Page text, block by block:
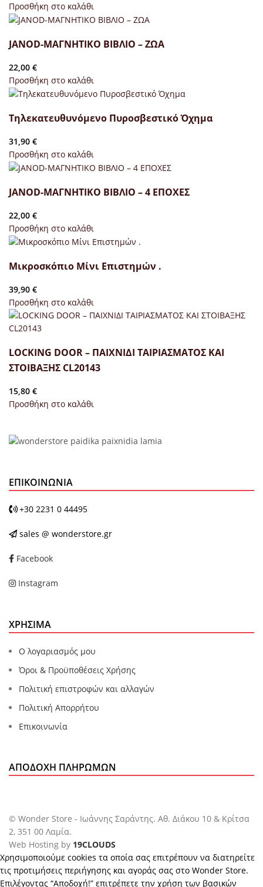
Προσθήκη στο καλάθι
JANOD-ΜΑΓΝΗΤΙΚΟ ΒΙΒΛΙΟ – ΖΩΑ
22,00 €
Προσθήκη στο καλάθι
Τηλεκατευθυνόμενο Πυροσβεστικό Όχημα
31,90 €
Προσθήκη στο καλάθι
JANOD-ΜΑΓΝΗΤΙΚΟ ΒΙΒΛΙΟ – 4 ΕΠΟΧΕΣ
22,00 €
Προσθήκη στο καλάθι
Μικροσκόπιο Μίνι Επιστημών .
39,90 €
Προσθήκη στο καλάθι
LOCKING DOOR – ΠΑΙΧΝΙΔΙ ΤΑΙΡΙΑΣΜΑΤΟΣ ΚΑΙ
ΣΤΟΙΒΑΞΗΣ CL20143
15,80 €
Προσθήκη στο καλάθι
ΕΠΙΚΟΙΝΩΝΊΑ
+30 2231 0 44495
sales @ wonderstore.gr
Facebook
Instagram
ΧΡΗΣΙΜΑ
Ο λογαριασμός μου
Όροι & Προϋποθέσεις Χρήσης
Πολιτική επιστροφών και αλλαγών
Πολιτική Απορρήτου
Επικοινωνία
ΑΠΟΔΟΧΉ ΠΛΗΡΩΜΏΝ
© Wonder Store - Ιωάννης Σαράντης. Αθ. Διάκου 10 & Κρίτσα
2, 351 00 Λαμία.
Web Hosting by 19CLOUDS
Χρησιμοποιούμε cookies τα οποία σας επιτρέπουν να διατηρείτε
τις προτιμήσεις περιήγησης και αγοράς σας στο Wonder Store.
Επιλέγοντας “Αποδοχή!” επιτρέπετε την χρήση των βασικών